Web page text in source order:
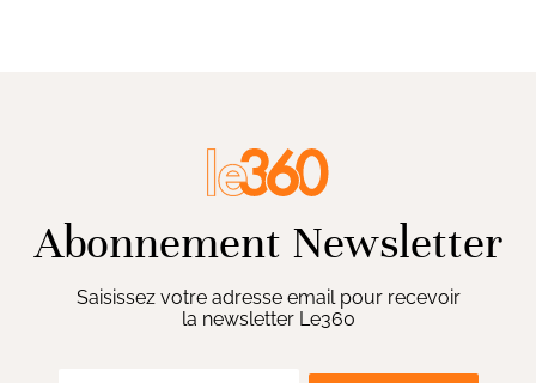
Abonnement Newsletter
Saisissez votre adresse email pour recevoir
la newsletter Le360